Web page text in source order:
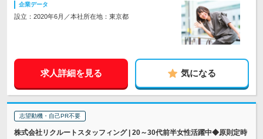
企業データ
設立：2020年6月／本社所在地：東京都
求人詳細を見る 気になる
志望動機・自己PR不要
株式会社リクルートスタッフィング | 20～30代前半女性活躍中◆原則定時